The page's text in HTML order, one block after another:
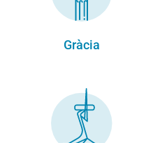
Gràcia